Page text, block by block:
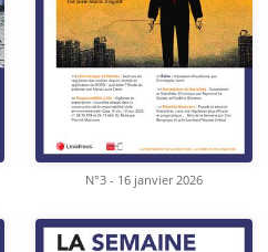
N°3 - 16 janvier 2026